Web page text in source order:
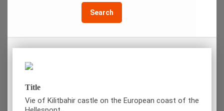
Search
Title
Vie of Kilitbahir castle on the European coast of the